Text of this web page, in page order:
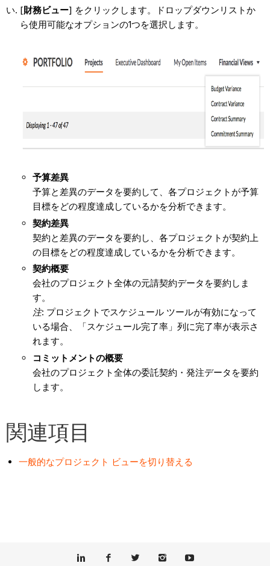
[財務ビュー] をクリックします。ドロップダウンリストか
ら使用可能なオプションの1つを選択します。
予算差異
予算と差異のデータを要約して、各プロジェクトが予算
目標をどの程度達成しているかを分析できます。
契約差異
契約と差異のデータを要約し、各プロジェクトが契約上
の目標をどの程度達成しているかを分析できます。
契約概要
会社のプロジェクト全体の元請契約データを要約しま
す。
注: プロジェクトでスケジュール ツールが有効になって
いる場合、「スケジュール完了率」列に完了率が表示さ
れます。
コミットメントの概要
会社のプロジェクト全体の委託契約・発注データを要約
します。
関連項目
一般的なプロジェクト ビューを切り替える